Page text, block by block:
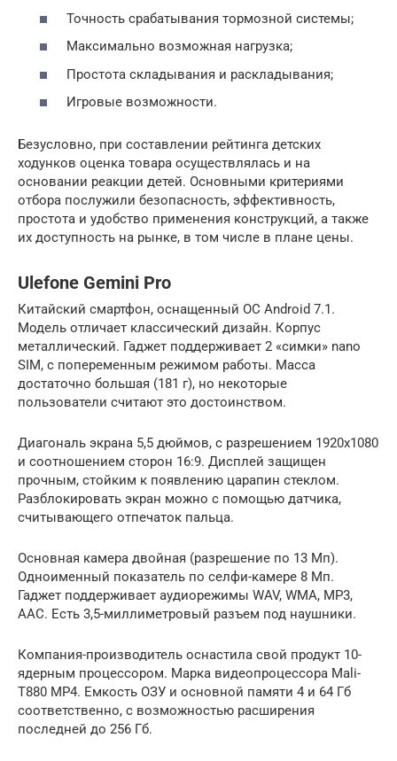
Точность срабатывания тормозной системы;
Максимально возможная нагрузка;
Простота складывания и раскладывания;
Игровые возможности.
Безусловно, при составлении рейтинга детских
ходунков оценка товара осуществлялась и на
основании реакции детей. Основными критериями
отбора послужили безопасность, эффективность,
простота и удобство применения конструкций, а также
их доступность на рынке, в том числе в плане цены.
Ulefone Gemini Pro
Китайский смартфон, оснащенный ОС Android 7.1.
Модель отличает классический дизайн. Корпус
металлический. Гаджет поддерживает 2 «симки» nano
SIM, с попеременным режимом работы. Масса
достаточно большая (181 г), но некоторые
пользователи считают это достоинством.
Диагональ экрана 5,5 дюймов, с разрешением 1920х1080
и соотношением сторон 16:9. Дисплей защищен
прочным, стойким к появлению царапин стеклом.
Разблокировать экран можно с помощью датчика,
считывающего отпечаток пальца.
Основная камера двойная (разрешение по 13 Мп).
Одноименный показатель по селфи-камере 8 Мп.
Гаджет поддерживает аудиорежимы WAV, WMA, MP3,
AAC. Есть 3,5-миллиметровый разъем под наушники.
Компания-производитель оснастила свой продукт 10-
ядерным процессором. Марка видеопроцессора Mali-
T880 MP4. Емкость ОЗУ и основной памяти 4 и 64 Гб
соответственно, с возможностью расширения
последней до 256 Гб.